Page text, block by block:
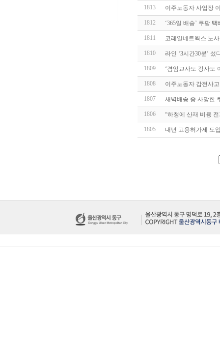
1813 이주노동자 사업장
1812 ‘365일 배송’ 쿠팡
1811 코레일네트웍스 노
1810 라인 ‘3시간30분’
1809 ‘겸임교사도 강사도
1808 이주노동자 감전사
1807 새벽배송 중 사망한
1806 “하청에 산재 비용
1805 내년 고용허가제 도